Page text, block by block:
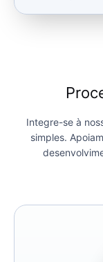
Integre-se à
simples.